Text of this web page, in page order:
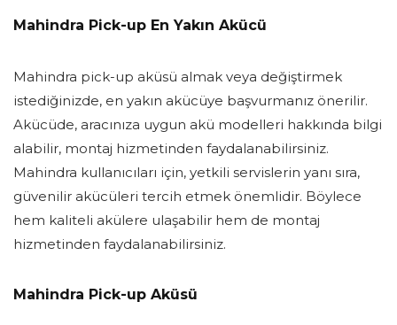
Mahindra Pick-up En Yakın Akücü
Mahindra pick-up aküsü almak veya değiştirmek
istediğinizde, en yakın akücüye başvurmanız önerilir.
Akücüde, aracınıza uygun akü modelleri hakkında bilgi
alabilir, montaj hizmetinden faydalanabilirsiniz.
Mahindra kullanıcıları için, yetkili servislerin yanı sıra,
güvenilir akücüleri tercih etmek önemlidir. Böylece
hem kaliteli akülere ulaşabilir hem de montaj
hizmetinden faydalanabilirsiniz.
Mahindra Pick-up Aküsü